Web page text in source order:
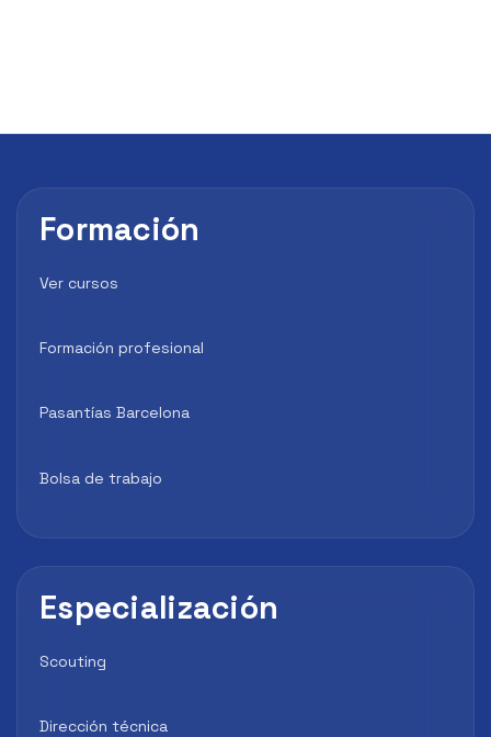
Formación
Ver cursos
Formación profesional
Pasantías Barcelona
Bolsa de trabajo
Especialización
Scouting
Dirección técnica